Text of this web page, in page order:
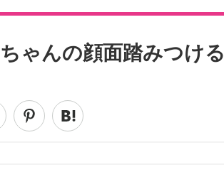
ゃんの顔面踏みつけ